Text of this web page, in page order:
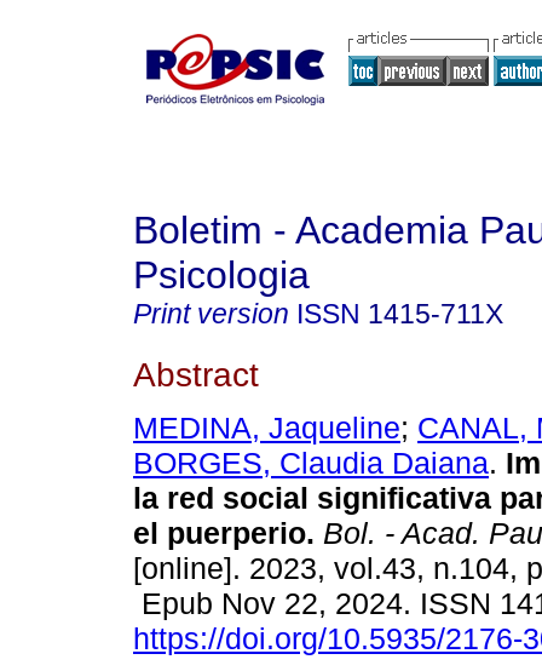
Boletim - Academia
Psicologia
Print version ISSN 1415-711X
Abstract
MEDINA, Jaqueline; CANAL,
BORGES, Claudia Daiana.
la red social significativa
el puerperio. Bol. - Acad.
[online]. 2023, vol.43, n.104,
Epub Nov 22, 2024. ISSN
https://doi.org/10.5935/2176-